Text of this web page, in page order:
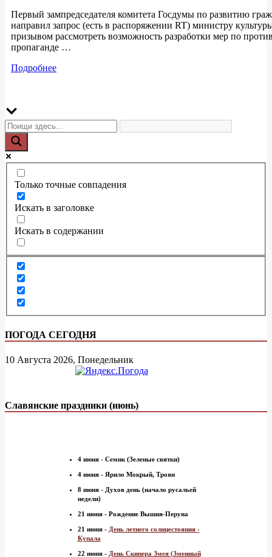
Первый зампредседателя комитета Госдумы по развитию
направил запрос (есть в распоряжении RT) министру
призывом рассмотреть возможность разработки мер по
пропаганде …
Подробнее
Только точные совпадения
Искать в заголовке
Искать в содержании
ПОГОДА СЕГОДНЯ
10 Августа 2026, Понедельник
Славянские праздники (июнь)
4 июня - Семик (Зеленые святки)
4 июня - Ярило Мокрый, Троян
8 июня - Духов день (начало русальей
недели)
21 июня - Рождение Вышня-Перуна
21 июня - День летнего солнцестояния -
Купала
22 июня - День Скипера Змея (Змеиный